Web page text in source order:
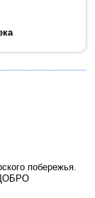
побережья.
ДОБРО